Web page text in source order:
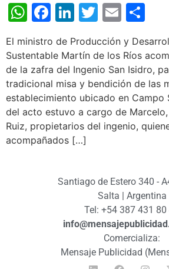
WhatsApp
Facebook
LinkedIn
Twitter
Email
El ministro de Producción y
Sustentable Martín de los Ríos
de la zafra del Ingenio San Isidro,
tradicional misa y bendición de las
establecimiento ubicado en Campo
del acto estuvo a cargo de
Ruiz, propietarios del ingenio,
acompañados […]
Santiago de Estero 340 -
Salta | Argentina
Tel: +54 387 431 80
Comercializa:
Mensaje Publicidad